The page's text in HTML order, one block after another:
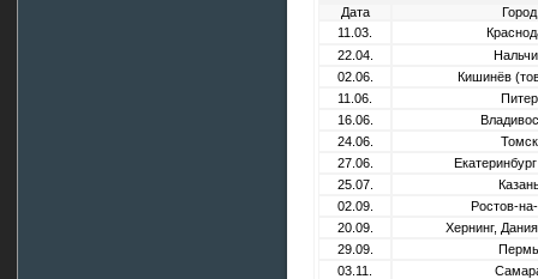
Дата
Город
11.03.
22.04.
02.06.
Кишинёв
11.06.
Питер
16.06.
24.06.
Томск
27.06.
25.07.
02.09.
Ростов-
20.09.
Хернинг,
29.09.
Пермь
03.11.